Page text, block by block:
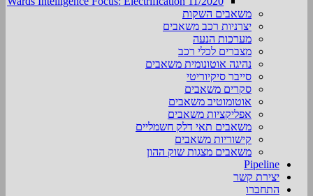
משאבים השקות
יצרניות רכב משאבים
מערכות הנעה
מצברים לכלי רכב
נהיגה אוטונומית משאבים
סייבר סיקיוריטי
סקרים משאבים
אוטומוטיב משאבים
אפליקציות משאבים
משאבים תאי דלק חשמליים
קישוריות משאבים
משאבים מצגות שוק ההון
Pipeline
יצירת קשר
התחברו